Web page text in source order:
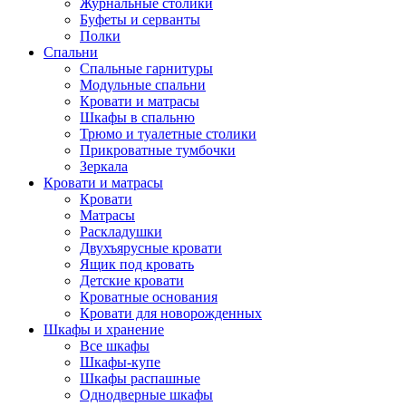
Журнальные столики
Буфеты и серванты
Полки
Спальни
Спальные гарнитуры
Модульные спальни
Кровати и матрасы
Шкафы в спальню
Трюмо и туалетные столики
Прикроватные тумбочки
Зеркала
Кровати и матрасы
Кровати
Матрасы
Раскладушки
Двухъярусные кровати
Ящик под кровать
Детские кровати
Кроватные основания
Кровати для новорожденных
Шкафы и хранение
Все шкафы
Шкафы-купе
Шкафы распашные
Однодверные шкафы